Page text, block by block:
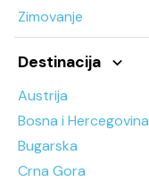
Zimovanje
Destinacija
Austrija
Bosna i Hercegovina
Bugarska
Crna Gora